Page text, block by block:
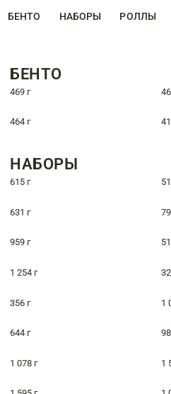
БЕНТО НАБОРЫ РОЛЛЫ
БЕНТО
469 г
464 г
НАБОРЫ
615 г
631 г
959 г
1 254 г
356 г 1
644 г
1 078 г 1